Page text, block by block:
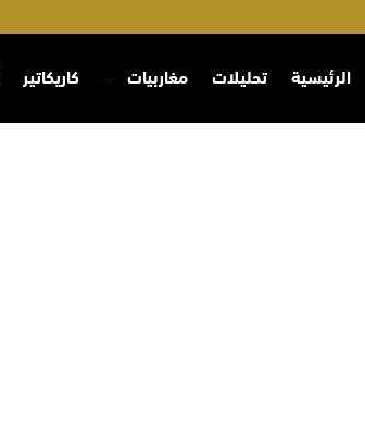
الرئيسية تحليلات مغاربيات كاريكاتير